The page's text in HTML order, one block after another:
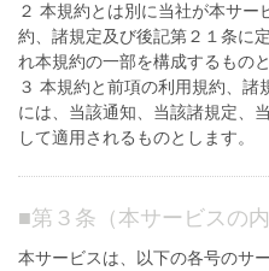
２ 本規約とは別に当社が本サー
約、諸規定及び後記第２１条に
れ本規約の一部を構成するものと
３ 本規約と前項の利用規約、
には、当該通知、当該諸規定、
して適用されるものとします。
■第３条（本サービスの内
本サービスは、以下の各号のサ